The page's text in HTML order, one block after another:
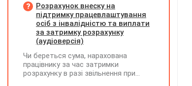
місцем роботи та за сумісництвом,
чи рахується це як два роботодавці?
Розрахунок внеску на
підтримку працевлаштування
осіб з інвалідністю та виплати
за затримку розрахунку
(аудіоверсія)
Чи береться сума, нарахована
працівнику за час затримки
розрахунку в разі звільнення при